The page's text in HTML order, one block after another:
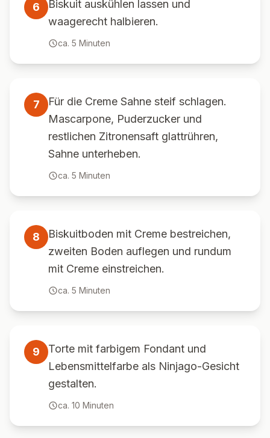
6
Biskuit auskühlen lassen und
waagerecht halbieren.
ca. 5 Minuten
7
Für die Creme Sahne steif schlagen.
Mascarpone, Puderzucker und
restlichen Zitronensaft glattrühren,
Sahne unterheben.
ca. 5 Minuten
8
Biskuitboden mit Creme bestreichen,
zweiten Boden auflegen und rundum
mit Creme einstreichen.
ca. 5 Minuten
9
Torte mit farbigem Fondant und
Lebensmittelfarbe als Ninjago-Gesicht
gestalten.
ca. 10 Minuten